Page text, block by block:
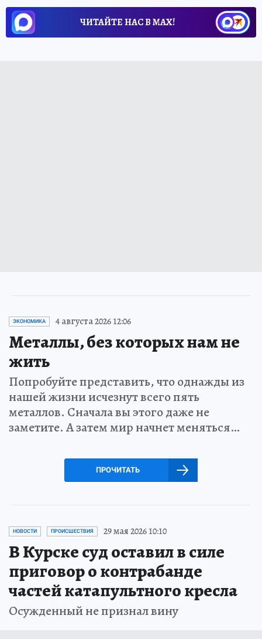
ЧИТАЙТЕ НАС В МАХ!
ЭКОНОМИКА 4 августа 2026 12:06
Металлы, без которых нам не
жить
Попробуйте представить, что однажды из
нашей жизни исчезнут всего пять
металлов. Сначала вы этого даже не
заметите. А затем мир начнет меняться…
ПРОЧИТАТЬ
НОВОСТИ ПРОИСШЕСТВИЯ 29 мая 2026 10:10
В Курске суд оставил в силе
приговор о контрабанде
частей катапультного кресла
Осужденный не признал вину